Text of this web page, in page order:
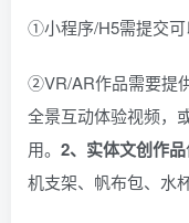
①小程序/H5需提交可
②VR/AR作品需要提
全景互动体验视频，
用。 2、实体文创作品
机支架、帆布包、水杯